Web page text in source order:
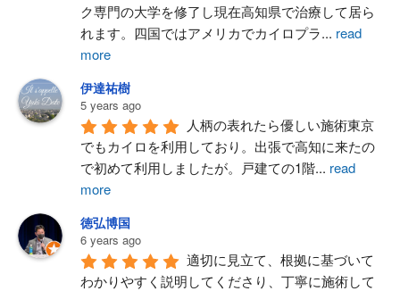
ク専門の大学を修了し現在高知県で治療して居ら
れます。四国ではアメリカでカイロプラ... read
more
伊達祐樹
5 years ago
人柄の表れたら優しい施術東京
でもカイロを利用しており。出張で高知に来たの
で初めて利用しましたが。戸建ての1階... read
more
徳弘博国
6 years ago
適切に見立て、根拠に基づいて
わかりやすく説明してくださり、丁寧に施術して